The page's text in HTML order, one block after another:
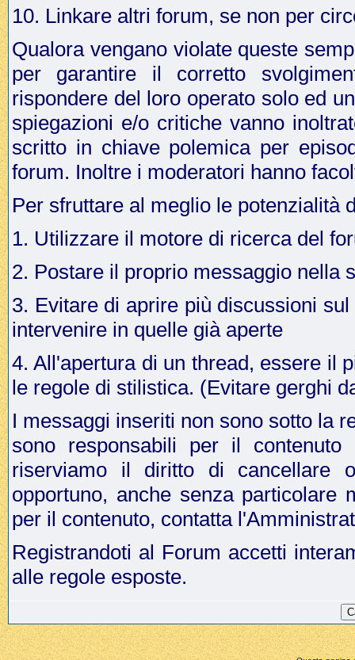
10. Linkare altri forum, se non per
Qualora vengano violate queste
per garantire il corretto
rispondere del loro operato solo ed
spiegazioni e/o critiche vanno
scritto in chiave polemica per
forum. Inoltre i moderatori hanno
Per sfruttare al meglio le potenzialità
1. Utilizzare il motore di ricerca del
2. Postare il proprio messaggio nella
3. Evitare di aprire più discussioni
intervenire in quelle già aperte
4. All'apertura di un thread, essere il
le regole di stilistica. (Evitare gerghi
I messaggi inseriti non sono sotto la
sono responsabili per il
riserviamo il diritto di cancellare
opportuno, anche senza particolare
per il contenuto, contatta
Registrandoti al Forum accetti
alle regole esposte.